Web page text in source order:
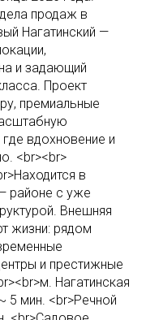
продаж в
Нагатинский —
и задающий
Проект
премиальные
вдохновение и
<br><br>
в
районе с уже
Внешняя
жизни: рядом
и престижные
Нагатинская
5 мин. <br>Речной